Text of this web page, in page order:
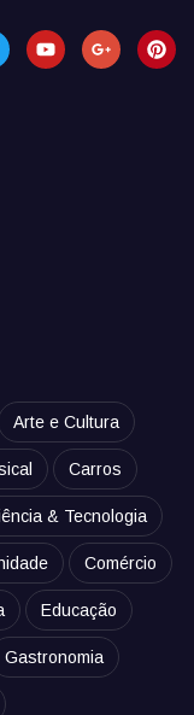
Arte e Cultura
Carros
& Tecnologia
Comércio
Educação
Gastronomia